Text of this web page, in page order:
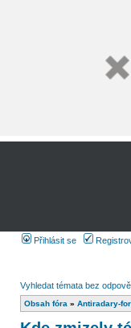
Přihlásit se
Vyhledat témata bez
Obsah fóra » Antiradary-